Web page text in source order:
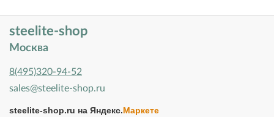
steelite-shop
Москва
8(495)320-94-52
sales@steelite-shop.ru
steelite-shop.ru на Яндекс.Маркете